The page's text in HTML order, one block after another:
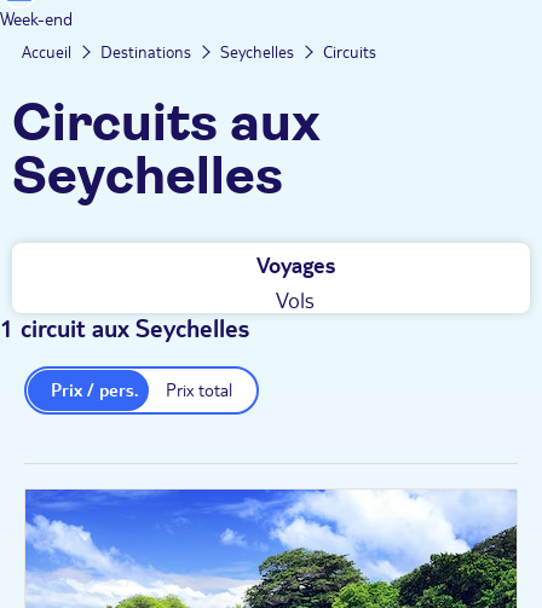
Week-end
Accueil Destinations Seychelles Circuits
Circuits aux
Seychelles
Voyages
Vols
1 circuit aux Seychelles
Prix total
Prix / pers.